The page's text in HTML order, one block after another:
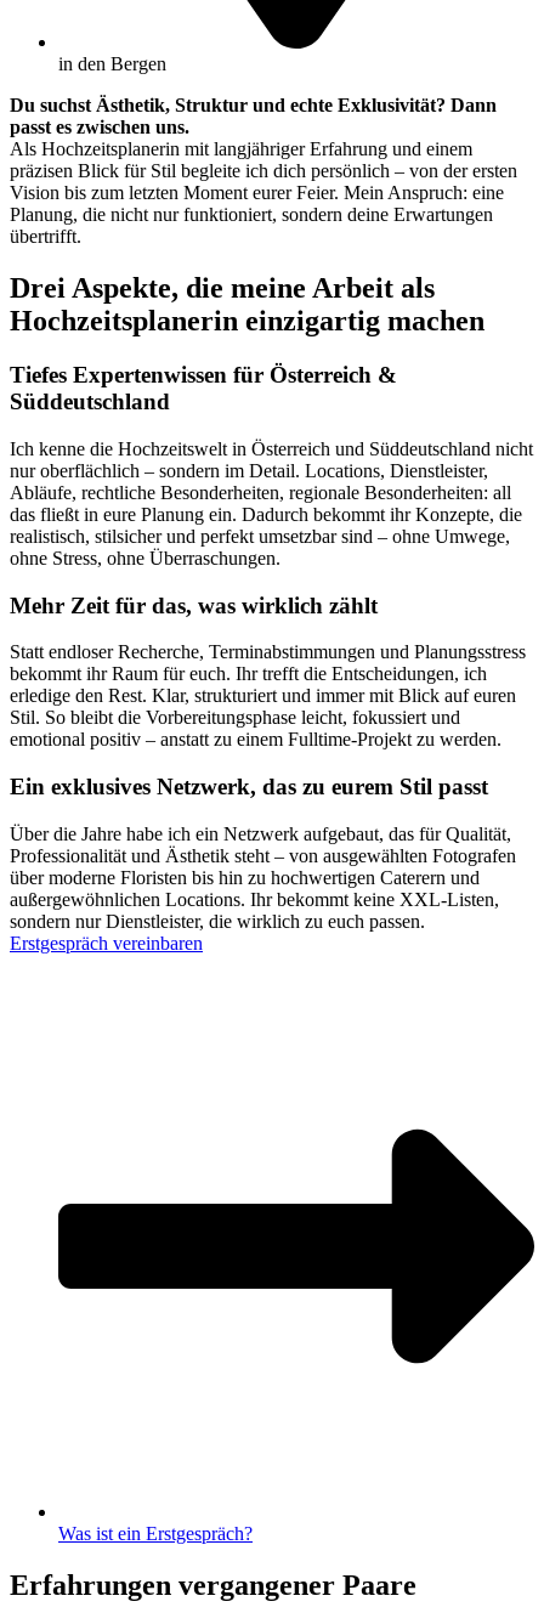
in den Bergen
Du suchst Ästhetik, Struktur und echte Exklusivität? Dann
passt es zwischen uns.
Als Hochzeitsplanerin mit langjähriger Erfahrung und einem
präzisen Blick für Stil begleite ich dich persönlich – von der ersten
Vision bis zum letzten Moment eurer Feier. Mein Anspruch: eine
Planung, die nicht nur funktioniert, sondern deine Erwartungen
übertrifft.
Drei Aspekte, die meine Arbeit als
Hochzeitsplanerin einzigartig machen
Tiefes Expertenwissen für Österreich &
Süddeutschland
Ich kenne die Hochzeitswelt in Österreich und Süddeutschland nicht
nur oberflächlich – sondern im Detail. Locations, Dienstleister,
Abläufe, rechtliche Besonderheiten, regionale Besonderheiten: all
das fließt in eure Planung ein. Dadurch bekommt ihr Konzepte, die
realistisch, stilsicher und perfekt umsetzbar sind – ohne Umwege,
ohne Stress, ohne Überraschungen.
Mehr Zeit für das, was wirklich zählt
Statt endloser Recherche, Terminabstimmungen und Planungsstress
bekommt ihr Raum für euch. Ihr trefft die Entscheidungen, ich
erledige den Rest. Klar, strukturiert und immer mit Blick auf euren
Stil. So bleibt die Vorbereitungsphase leicht, fokussiert und
emotional positiv – anstatt zu einem Fulltime-Projekt zu werden.
Ein exklusives Netzwerk, das zu eurem Stil passt
Über die Jahre habe ich ein Netzwerk aufgebaut, das für Qualität,
Professionalität und Ästhetik steht – von ausgewählten Fotografen
über moderne Floristen bis hin zu hochwertigen Caterern und
außergewöhnlichen Locations. Ihr bekommt keine XXL-Listen,
sondern nur Dienstleister, die wirklich zu euch passen.
Erstgespräch vereinbaren
Was ist ein Erstgespräch?
Erfahrungen vergangener Paare